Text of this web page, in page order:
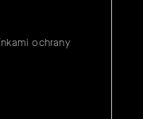
ochrany